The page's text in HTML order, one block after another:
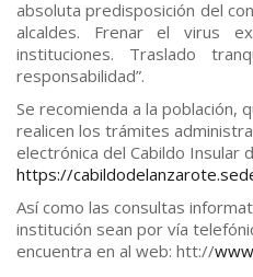
absoluta predisposición del
alcaldes. Frenar el virus
instituciones. Traslado
responsabilidad”.
Se recomienda a la población,
realicen los trámites
electrónica del Cabildo Insular
https://cabildodelanzarote.
Así como las consultas
institución sean por vía
encuentra en al web: htt://